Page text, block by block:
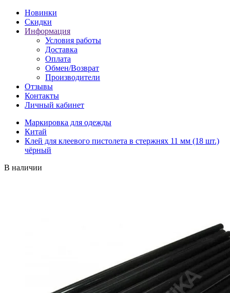
Новинки
Скидки
Информация
Условия работы
Доставка
Оплата
Обмен/Возврат
Производители
Отзывы
Контакты
Личный кабинет
Маркировка для одежды
Китай
Клей для клеевого пистолета в стержнях 11 мм (18 шт.)
чёрный
В наличии